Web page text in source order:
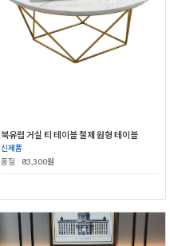
북유럽 거실 티 테이블 철제 원형 테이블
신제품
품절
83,300원